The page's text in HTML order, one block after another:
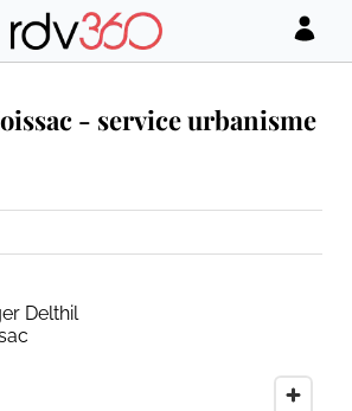
Delthil
- service urbanisme